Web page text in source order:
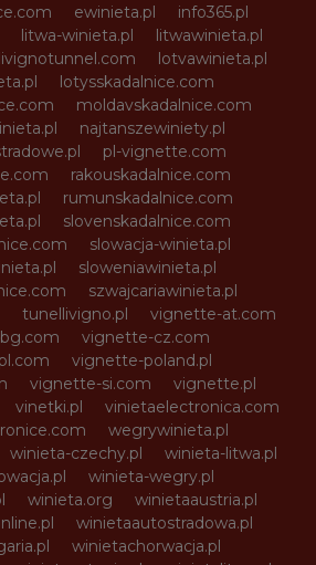
ewinieta.pl
info365.pl
litwa-winieta.pl
litwawinieta.pl
livignotunnel.com
lotvawinieta.pl
lotysskadalnice.com
moldavskadalnice.com
najtanszewiniety.pl
pl-vignette.com
rakouskadalnice.com
rumunskadalnice.com
slovenskadalnice.com
slowacja-winieta.pl
sloweniawinieta.pl
szwajcariawinieta.pl
tunellivigno.pl
vignette-at.com
vignette-cz.com
vignette-poland.pl
vignette-si.com
vignette.pl
vinetki.pl
vinietaelectronica.com
wegrywinieta.pl
winieta-czechy.pl
winieta-litwa.pl
winieta-wegry.pl
winieta.org
winietaaustria.pl
winietaautostradowa.pl
winietachorwacja.pl